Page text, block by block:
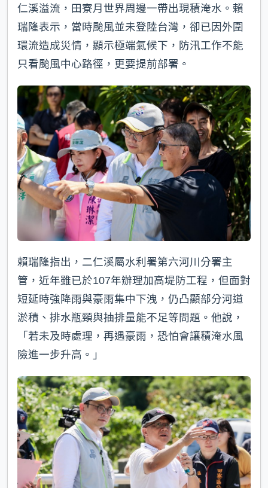
仁溪溢流，田寮月世界周邊一帶出現積淹水。賴
瑞隆表示，當時颱風並未登陸台灣，卻已因外圍
環流造成災情，顯示極端氣候下，防汛工作不能
只看颱風中心路徑，更要提前部署。
賴瑞隆指出，二仁溪屬水利署第六河川分署主
管，近年雖已於107年辦理加高堤防工程，但面對
短延時強降雨與豪雨集中下洩，仍凸顯部分河道
淤積、排水瓶頸與抽排量能不足等問題。他說，
「若未及時處理，再遇豪雨，恐怕會讓積淹水風
險進一步升高。」